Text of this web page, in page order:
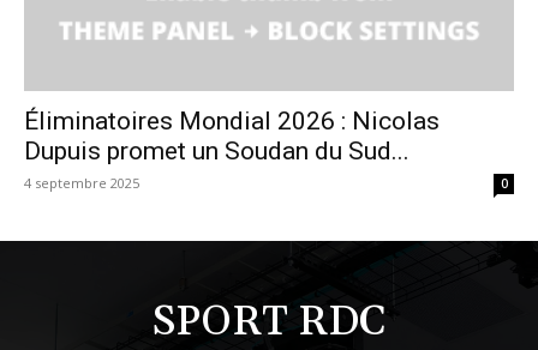
Éliminatoires Mondial 2026 : Nicolas
Dupuis promet un Soudan du Sud...
4 septembre 2025 0
SPORT RDC